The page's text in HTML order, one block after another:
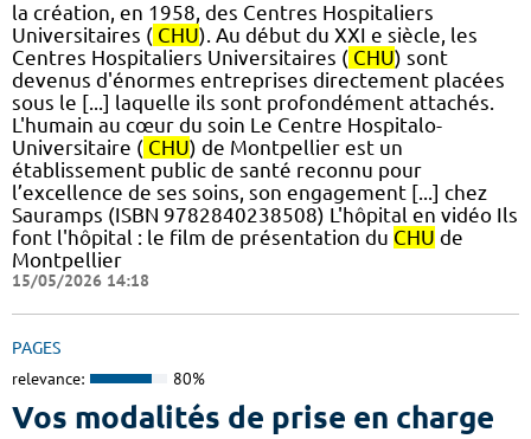
la création, en 1958, des Centres Hospitaliers
Universitaires ( CHU). Au début du XXI e siècle, les
Centres Hospitaliers Universitaires ( CHU) sont
devenus d'énormes entreprises directement placées
sous le [...] laquelle ils sont profondément attachés.
L'humain au cœur du soin Le Centre Hospitalo-
Universitaire ( CHU) de Montpellier est un
établissement public de santé reconnu pour
l’excellence de ses soins, son engagement [...] chez
Sauramps (ISBN 9782840238508) L'hôpital en vidéo Ils
font l'hôpital : le film de présentation du CHU de
Montpellier
15/05/2026 14:18
PAGES
relevance: 80%
Vos modalités de prise en charge